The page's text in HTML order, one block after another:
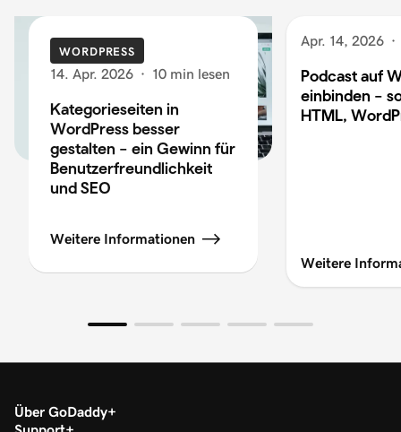
WORDPRESS
14. Apr. 2026 · 10 min lesen
Kategorieseiten in
WordPress besser
gestalten – ein Gewinn für
Benutzerfreundlichkeit
und SEO
Weitere Informationen
Apr. 14, 2026 ·
Podcast auf
einbinden –
HTML,
Weitere
Über GoDaddy